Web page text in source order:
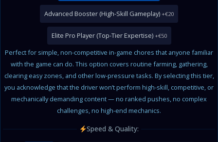
Advanced Booster (High-Skill Gameplay) +€20
Elite Pro Player (Top-Tier Expertise)+€50
Perfect for simple, non-competitive in-game chores that anyone familiar
with the game can do. This option covers routine farming, gathering,
clearing easy zones, and other low-pressure tasks. By selecting this tier,
you acknowledge that the driver won’t perform high-skill, competitive, or
mechanically demanding content — no ranked pushes, no complex
challenges, no high-end mechanics.
Speed & Quality: